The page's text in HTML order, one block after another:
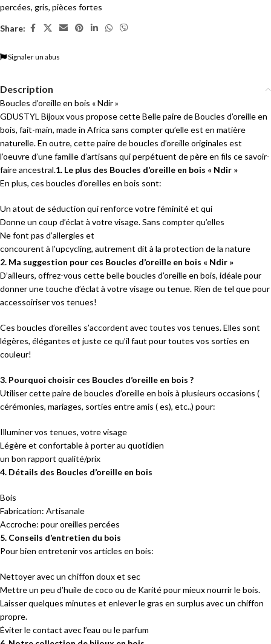
percées, gris, pièces fortes
Share:
Signaler un abus
Description
Boucles d’oreille en bois « Ndir »
GDUSTYL Bijoux vous propose cette Belle paire de Boucles d’oreille en
bois, fait-main, made in Africa sans compter qu’elle est en matière
naturelle. En outre, cette paire de boucles d’oreille originales est
l’oeuvre d’une famille d’artisans qui perpétuent de père en fils ce savoir-
faire ancestral.1. Le plus des Boucles d’oreille en bois « Ndir »
En plus, ces boucles d’oreilles en bois sont:
Un atout de séduction qui renforce votre féminité et qui
Donne un coup d’éclat à votre visage. Sans compter qu’elles
Ne font pas d’allergies et
concourent à l’upcycling, autrement dit à la protection de la nature
2. Ma suggestion pour ces Boucles d’oreille en bois « Ndir »
D’ailleurs, offrez-vous cette belle boucles d’oreille en bois, idéale pour
donner une touche d’éclat à votre visage ou tenue. Rien de tel que pour
accessoiriser vos tenues!
Ces boucles d’oreilles s’accordent avec toutes vos tenues. Elles sont
légères, élégantes et juste ce qu’il faut pour toutes vos sorties en
couleur!
3. Pourquoi choisir ces Boucles d’oreille en bois ?
Utiliser cette paire de boucles d’oreille en bois à plusieurs occasions (
cérémonies, mariages, sorties entre amis ( es), etc..) pour:
Illuminer vos tenues, votre visage
Légère et confortable à porter au quotidien
un bon rapport qualité/prix
4. Détails des Boucles d’oreille en bois
Bois
Fabrication: Artisanale
Accroche: pour oreilles percées
5. Conseils d’entretien du bois
Pour bien entretenir vos articles en bois:
Nettoyer avec un chiffon doux et sec
Mettre un peu d’huile de coco ou de Karité pour mieux nourrir le bois.
Laisser quelques minutes et enlever le gras en surplus avec un chiffon
propre.
Éviter le contact avec l’eau ou le parfum